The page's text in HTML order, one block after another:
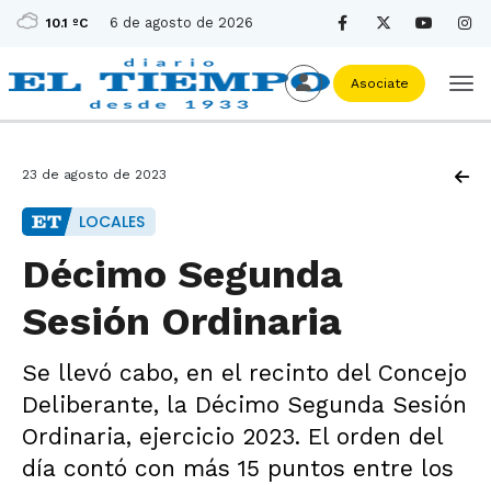
10.1 ºC 6 de agosto de 2026
Asociate
23 de agosto de 2023
LOCALES
Décimo Segunda
Sesión Ordinaria
Se llevó cabo, en el recinto del Concejo
Deliberante, la Décimo Segunda Sesión
Ordinaria, ejercicio 2023. El orden del
día contó con más 15 puntos entre los